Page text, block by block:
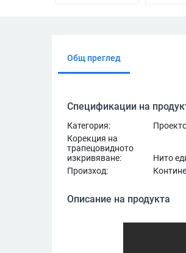
Общ преглед
Спецификации на
Категория:
Корекция на
трапецовидното
изкривяване:
Нито
Произход:
Описание на продукта